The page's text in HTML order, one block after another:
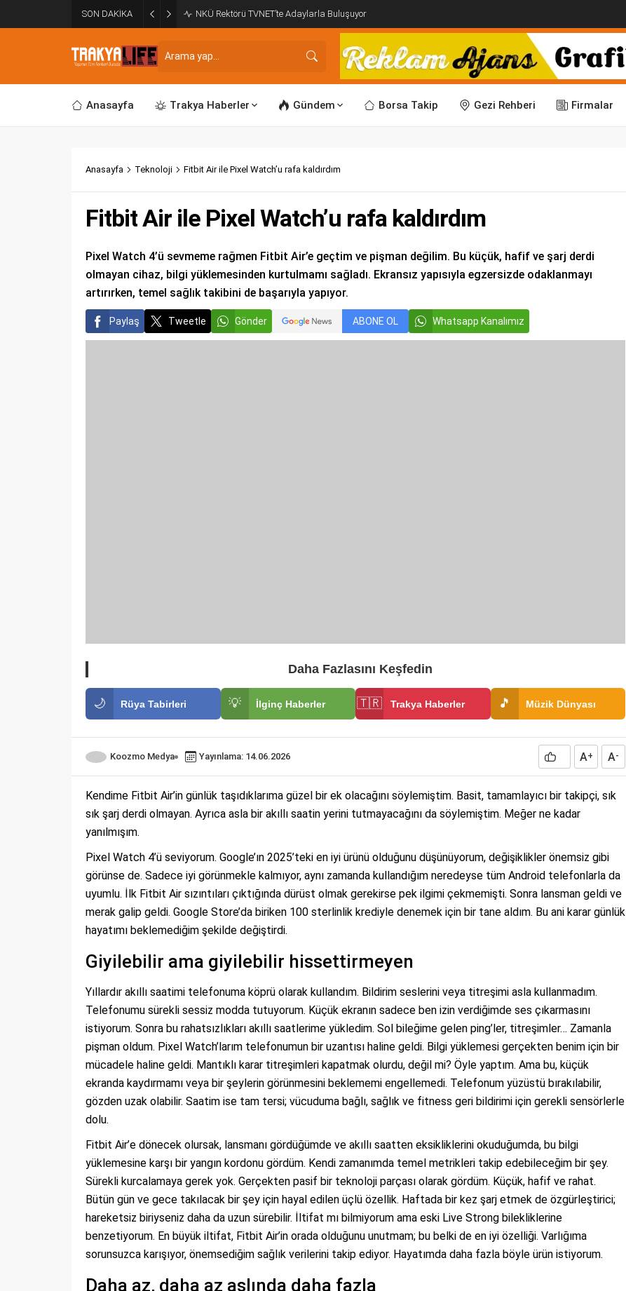
SON DAKİKA NKÜ Rektörü TVNET’te Adaylarla Buluşuyor
Anasayfa Trakya Haberler Gündem Borsa Takip Gezi Rehberi Firmalar
Anasayfa Teknoloji Fitbit Air ile Pixel Watch’u rafa kaldırdım
Fitbit Air ile Pixel Watch’u rafa kaldırdım
Pixel Watch 4’ü sevmeme rağmen Fitbit Air’e geçtim ve pişman değilim. Bu küçük, hafif ve şarj derdi
olmayan cihaz, bilgi yüklemesinden kurtulmamı sağladı. Ekransız yapısıyla egzersizde odaklanmayı
artırırken, temel sağlık takibini de başarıyla yapıyor.
Paylaş Tweetle Gönder ABONE OL Whatsapp Kanalımız
Daha Fazlasını Keşfedin
🌙 Rüya Tabirleri 💡 İlginç Haberler 🇹🇷 Trakya Haberler 🎵 Müzik Dünyası
Koozmo Medya Yayınlama: 14.06.2026 A+ A-
Kendime Fitbit Air’in günlük taşıdıklarıma güzel bir ek olacağını söylemiştim. Basit, tamamlayıcı bir takipçi, sık
sık şarj derdi olmayan. Ayrıca asla bir akıllı saatin yerini tutmayacağını da söylemiştim. Meğer ne kadar
yanılmışım.
Pixel Watch 4’ü seviyorum. Google’ın 2025’teki en iyi ürünü olduğunu düşünüyorum, değişiklikler önemsiz gibi
görünse de. Sadece iyi görünmekle kalmıyor, aynı zamanda kullandığım neredeyse tüm Android telefonlarla da
uyumlu. İlk Fitbit Air sızıntıları çıktığında dürüst olmak gerekirse pek ilgimi çekmemişti. Sonra lansman geldi ve
merak galip geldi. Google Store’da biriken 100 sterlinlik krediyle denemek için bir tane aldım. Bu ani karar günlük
hayatımı beklemediğim şekilde değiştirdi.
Giyilebilir ama giyilebilir hissettirmeyen
Yıllardır akıllı saatimi telefonuma köprü olarak kullandım. Bildirim seslerini veya titreşimi asla kullanmadım.
Telefonumu sürekli sessiz modda tutuyorum. Küçük ekranın sadece ben izin verdiğimde ses çıkarmasını
istiyorum. Sonra bu rahatsızlıkları akıllı saatlerime yükledim. Sol bileğime gelen ping’ler, titreşimler… Zamanla
pişman oldum. Pixel Watch’larım telefonumun bir uzantısı haline geldi. Bilgi yüklemesi gerçekten benim için bir
mücadele haline geldi. Mantıklı karar titreşimleri kapatmak olurdu, değil mi? Öyle yaptım. Ama bu, küçük
ekranda kaydırmamı veya bir şeylerin görünmesini beklememi engellemedi. Telefonum yüzüstü bırakılabilir,
gözden uzak olabilir. Saatim ise tam tersi; vücuduma bağlı, sağlık ve fitness geri bildirimi için gerekli sensörlerle
dolu.
Fitbit Air’e dönecek olursak, lansmanı gördüğümde ve akıllı saatten eksikliklerini okuduğumda, bu bilgi
yüklemesine karşı bir yangın kordonu gördüm. Kendi zamanımda temel metrikleri takip edebileceğim bir şey.
Sürekli kurcalamaya gerek yok. Gerçekten pasif bir teknoloji parçası olarak gördüm. Küçük, hafif ve rahat.
Bütün gün ve gece takılacak bir şey için hayal edilen üçlü özellik. Haftada bir kez şarj etmek de özgürleştirici;
hareketsiz biriyseniz daha da uzun sürebilir. İltifat mı bilmiyorum ama eski Live Strong bilekliklerine
benzetiyorum. En büyük iltifat, Fitbit Air’in orada olduğunu unutmam; bu belki de en iyi özelliği. Varlığıma
sorunsuzca karışıyor, önemsediğim sağlık verilerini takip ediyor. Hayatımda daha fazla böyle ürün istiyorum.
Daha az, daha az aslında daha fazla